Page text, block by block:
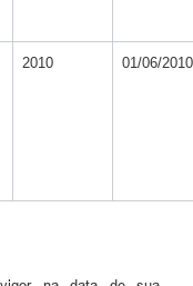
2010 01/06/2010